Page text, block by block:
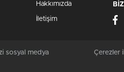
Hakkımızda
İletişim
sosyal medya
Çerezler